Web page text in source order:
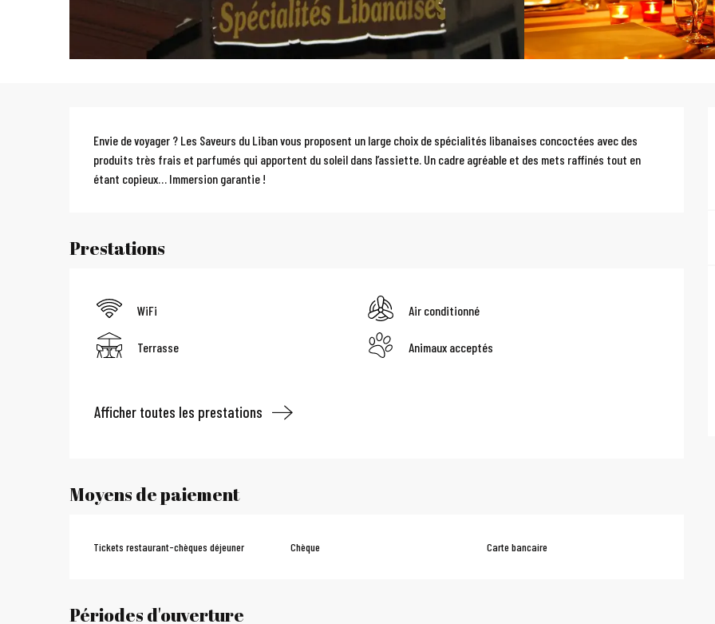
Description
Envie de voyager ? Les Saveurs du Liban vous proposent un large choix de spécialités libanaises concoctées avec des
produits très frais et parfumés qui apportent du soleil dans l’assiette. Un cadre agréable et des mets raffinés tout en
étant copieux… Immersion garantie !
Prestations
WiFi Air conditionné
Terrasse Animaux acceptés
Afficher toutes les prestations
Moyens de paiement
Tickets restaurant-chèques déjeuner Chèque Carte bancaire
Périodes d'ouverture